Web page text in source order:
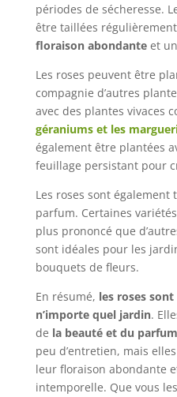
périodes de sécheresse.
être taillées
floraison abondanteet
Les roses peuvent être
compagnie d’autres
avec des plantes vivaces
géraniums et les
également être plantées
feuillage persistant pour
Les roses sont
parfum. Certaines
plus prononcé que
sont idéales pour les
bouquets de fleurs.
En résumé, les roses
n’importe quel jardin.
de la beauté et du parfum
peu d’entretien, mais
leur floraison abondante
intemporelle. Que vous